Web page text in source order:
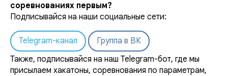
соревнованиях первым?
Подписывайся на наши социальные сети:
Telegram-канал
Группа в ВК
Также, подписывайся на наш Telegram-бот, где мы
присылаем хакатоны, соревнования по параметрам,